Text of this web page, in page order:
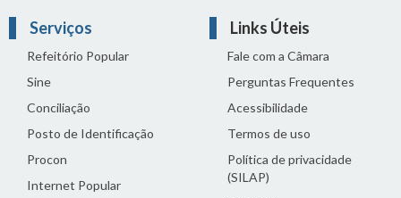
Serviços
Refeitório Popular
Sine
Conciliação
Posto de Identificação
Procon
Internet Popular
Links Úteis
Fale com a Câmara
Perguntas Frequentes
Acessibilidade
Termos de uso
Política de privacidade
(SILAP)